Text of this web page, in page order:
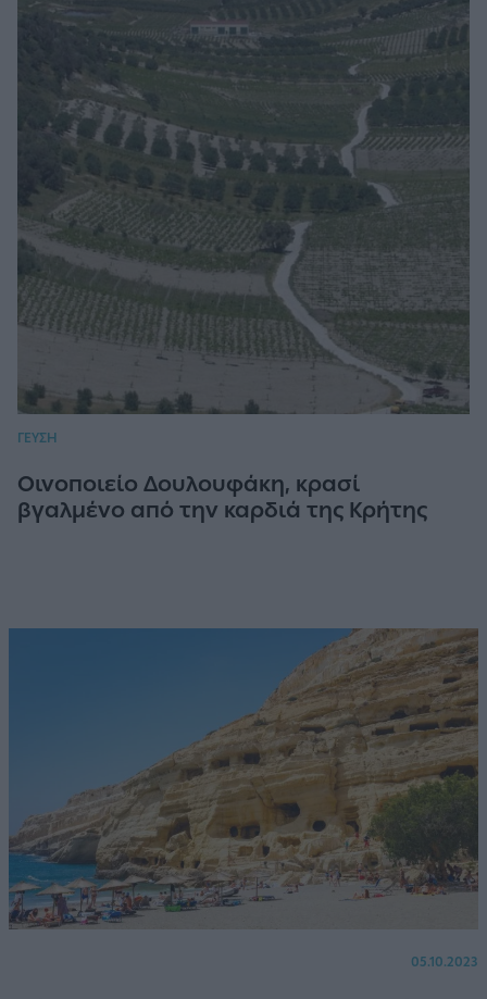
ΓΕΥΣΗ
Οινοποιείο Δουλουφάκη, κρασί
βγαλμένο από την καρδιά της Κρήτης
05.10.2023